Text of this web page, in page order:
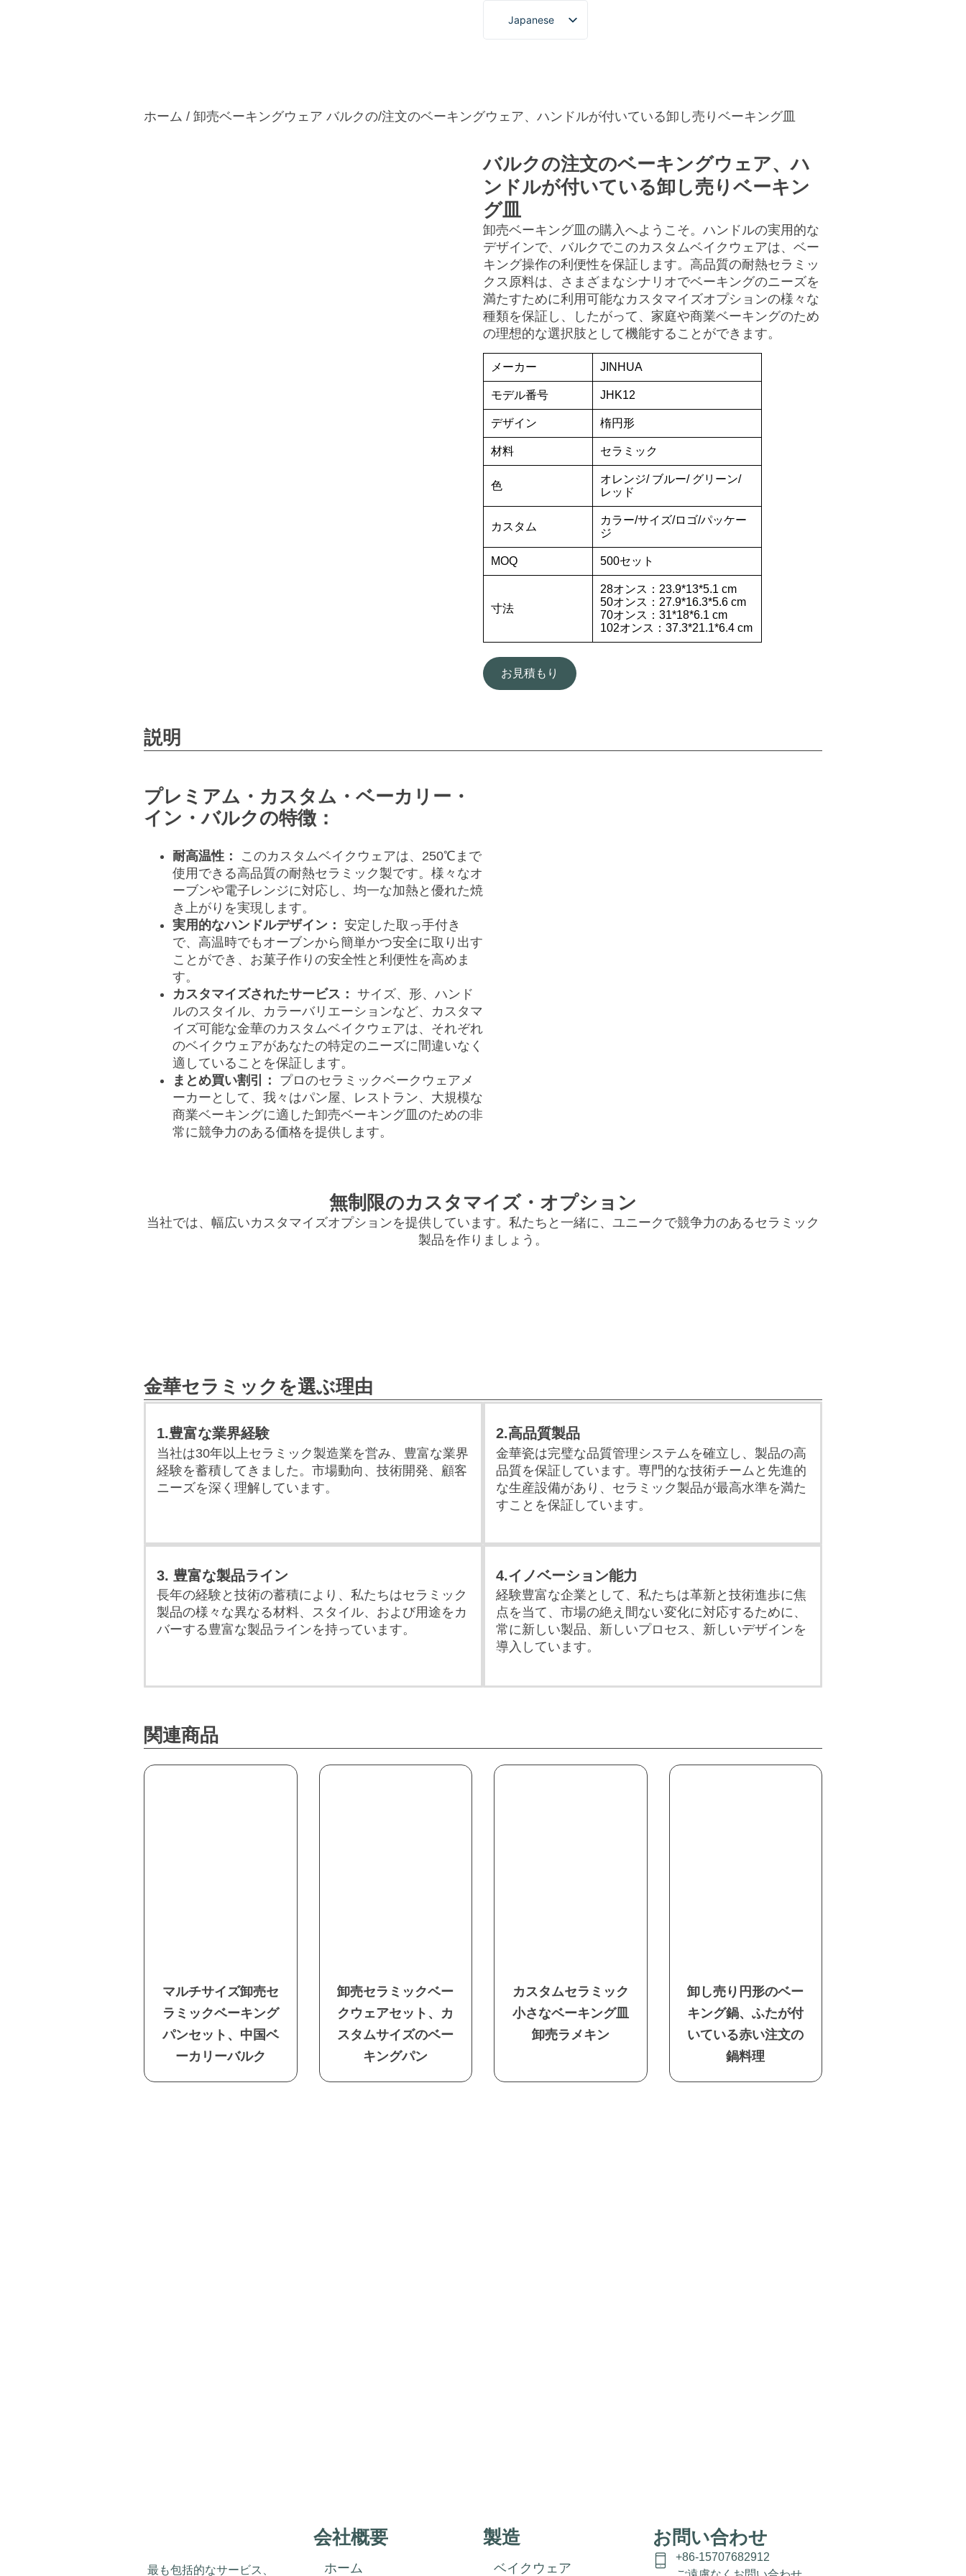
Japanese
English
Spanish
Arabic
Korean
ホーム / 卸売ベーキングウェア バルクの/注文のベーキングウェア、ハンドルが付いている卸し売りベーキング皿
バルクの注文のベーキングウェア、ハ
ンドルが付いている卸し売りベーキン
グ皿
卸売ベーキング皿の購入へようこそ。ハンドルの実用的な
デザインで、バルクでこのカスタムベイクウェアは、ベー
キング操作の利便性を保証します。高品質の耐熱セラミッ
クス原料は、さまざまなシナリオでベーキングのニーズを
満たすために利用可能なカスタマイズオプションの様々な
種類を保証し、したがって、家庭や商業ベーキングのため
の理想的な選択肢として機能することができます。
メーカー JINHUA
モデル番号 JHK12
デザイン 楕円形
材料 セラミック
色
オレンジ/ ブルー/ グリーン/
レッド
カスタム
カラー/サイズ/ロゴ/パッケー
ジ
MOQ 500セット
寸法
28オンス：23.9*13*5.1 cm
50オンス：27.9*16.3*5.6 cm
70オンス：31*18*6.1 cm
102オンス：37.3*21.1*6.4 cm
お見積もり
説明
プレミアム・カスタム・ベーカリー・
イン・バルクの特徴：
耐高温性： このカスタムベイクウェアは、250℃まで
使用できる高品質の耐熱セラミック製です。様々なオ
ーブンや電子レンジに対応し、均一な加熱と優れた焼
き上がりを実現します。
実用的なハンドルデザイン： 安定した取っ手付き
で、高温時でもオーブンから簡単かつ安全に取り出す
ことができ、お菓子作りの安全性と利便性を高めま
す。
カスタマイズされたサービス： サイズ、形、ハンド
ルのスタイル、カラーバリエーションなど、カスタマ
イズ可能な金華のカスタムベイクウェアは、それぞれ
のベイクウェアがあなたの特定のニーズに間違いなく
適していることを保証します。
まとめ買い割引：
プロのセラミックベークウェアメ
ーカーとして、我々はパン屋、レストラン、大規模な
商業ベーキングに適した卸売ベーキング皿のための非
常に競争力のある価格を提供します。
無制限のカスタマイズ・オプション
当社では、幅広いカスタマイズオプションを提供しています。私たちと一緒に、ユニークで競争力のあるセラミック
製品を作りましょう。
金華セラミックを選ぶ理由
1.豊富な業界経験
当社は30年以上セラミック製造業を営み、豊富な業界
経験を蓄積してきました。市場動向、技術開発、顧客
ニーズを深く理解しています。
2.高品質製品
金華瓷は完璧な品質管理システムを確立し、製品の高
品質を保証しています。専門的な技術チームと先進的
な生産設備があり、セラミック製品が最高水準を満た
すことを保証しています。
3. 豊富な製品ライン
長年の経験と技術の蓄積により、私たちはセラミック
製品の様々な異なる材料、スタイル、および用途をカ
バーする豊富な製品ラインを持っています。
4.イノベーション能力
経験豊富な企業として、私たちは革新と技術進歩に焦
点を当て、市場の絶え間ない変化に対応するために、
常に新しい製品、新しいプロセス、新しいデザインを
導入しています。
関連商品
マルチサイズ卸売セ
ラミックベーキング
パンセット、中国ベ
ーカリーバルク
卸売セラミックベー
クウェアセット、カ
スタムサイズのベー
キングパン
カスタムセラミック
小さなベーキング皿
卸売ラメキン
卸し売り円形のベー
キング鍋、ふたが付
いている赤い注文の
鍋料理
最も包括的なサービス、
会社概要
ホーム
製造
ベイクウェア
お問い合わせ
+86-15707682912